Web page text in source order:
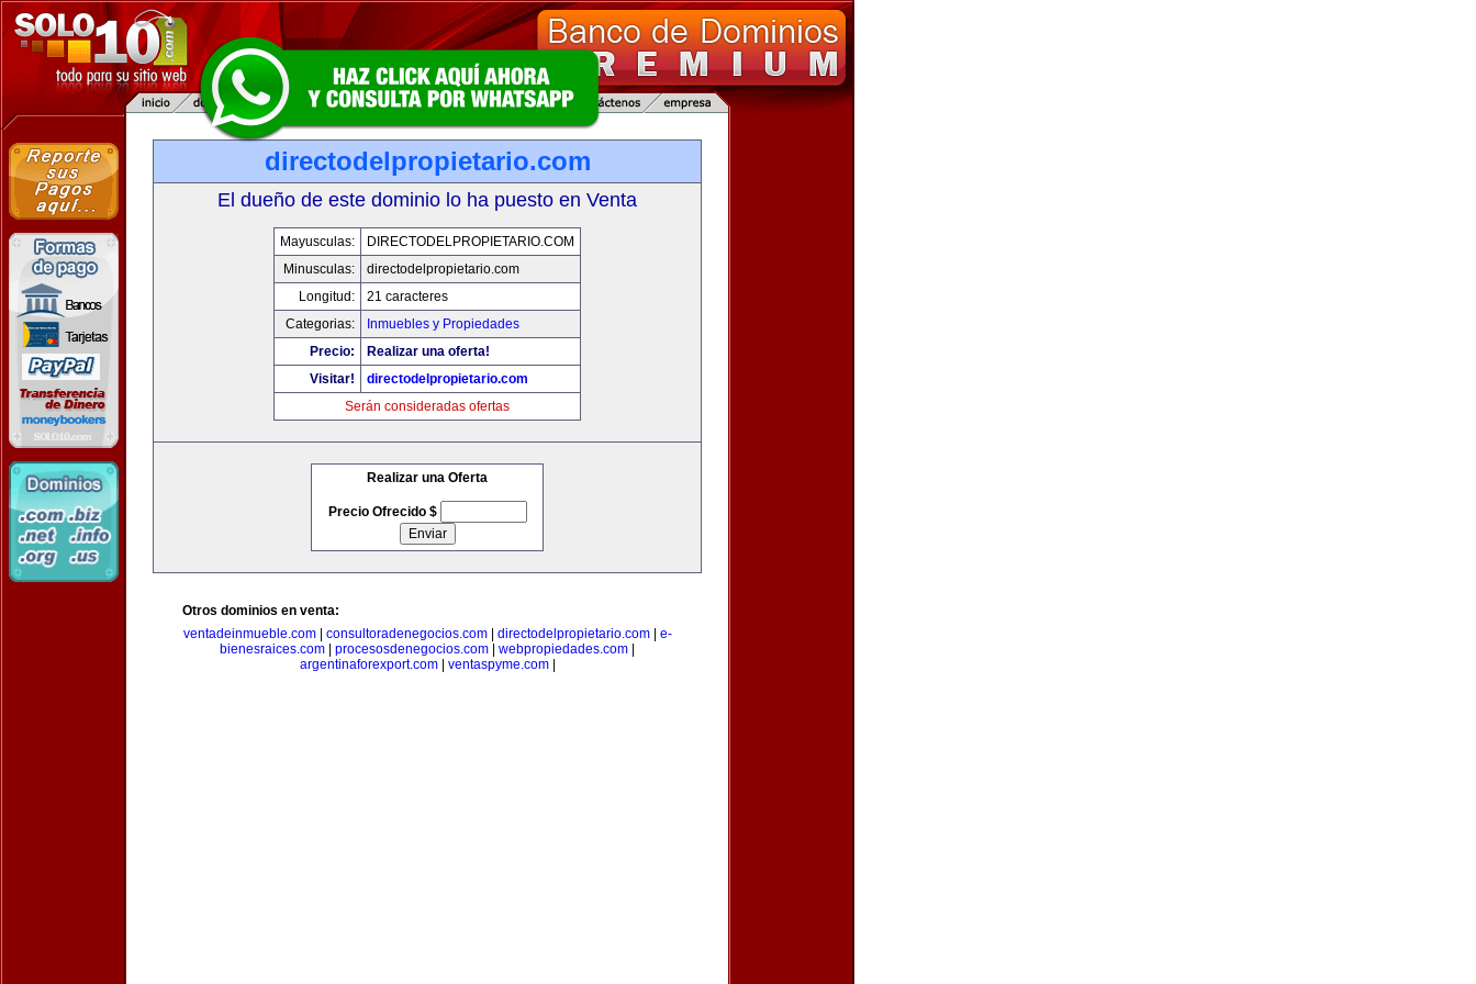
directodelpropietario.com
El dueño de este dominio lo ha puesto en Venta
Mayusculas:
DIRECTODELPROPIETARIO.COM
Minusculas:
directodelpropietario.com
Longitud:
21 caracteres
Categorias:
Inmuebles y Propiedades
Precio:
Realizar una oferta!
Visitar!
directodelpropietario.com
Serán consideradas ofertas
Realizar una Oferta
Precio Ofrecido $
Otros dominios en venta:
ventadeinmueble.com| consultoradenegocios.com| directodelpropietario.com| e-
bienesraices.com
procesosdenegocios.com webpropiedades.com
argentinaforexport.com| ventaspyme.com|